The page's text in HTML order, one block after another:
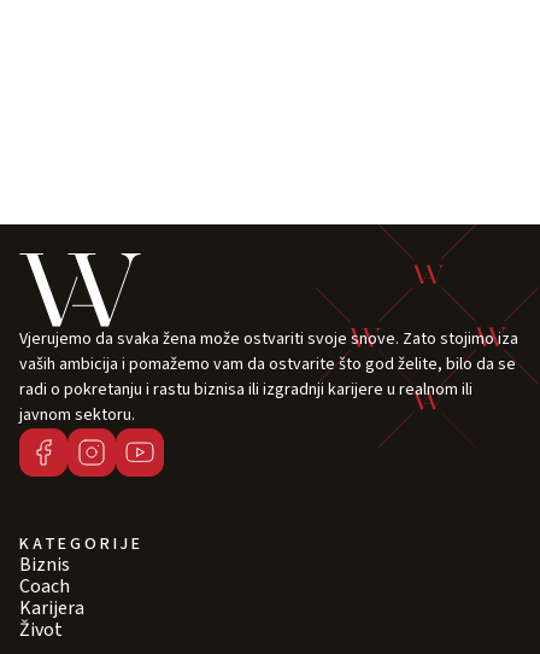
Vjerujemo da svaka žena može ostvariti svoje snove. Zato stojimo iza
vaših ambicija i pomažemo vam da ostvarite što god želite, bilo da se
radi o pokretanju i rastu biznisa ili izgradnji karijere u realnom ili
javnom sektoru.
KATEGORIJE
Biznis
Coach
Karijera
Život